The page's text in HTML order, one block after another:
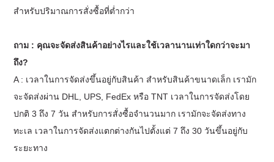
สำหรับปริมาณการสั่งซื้อที่ต่ำกว่า
ถาม : คุณจะจัดส่งสินค้าอย่างไรและใช้เวลานานเท่าใดกว่าจะมา
ถึง?
A : เวลาในการจัดส่งขึ้นอยู่กับสินค้า สำหรับสินค้าขนาดเล็ก เรามัก
จะจัดส่งผ่าน DHL, UPS, FedEx หรือ TNT เวลาในการจัดส่งโดย
ปกติ 3 ถึง 7 วัน สำหรับการสั่งซื้อจำนวนมาก เรามักจะจัดส่งทาง
ทะเล เวลาในการจัดส่งแตกต่างกันไปตั้งแต่ 7 ถึง 30 วันขึ้นอยู่กับ
ระยะทาง